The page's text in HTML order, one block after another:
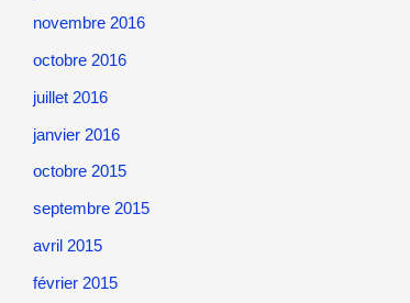
novembre 2016
octobre 2016
juillet 2016
janvier 2016
octobre 2015
septembre 2015
avril 2015
février 2015